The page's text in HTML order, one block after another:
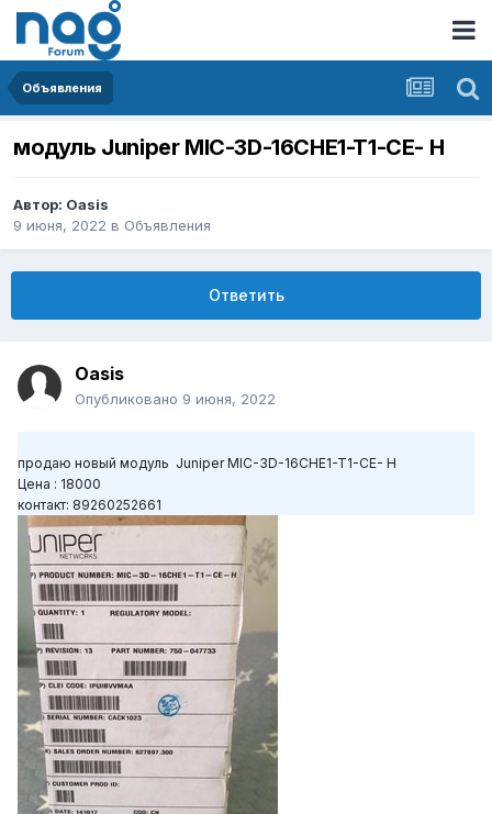
Объявления
модуль Juniper MIC-3D-16CHE1-T1-CE- H
Автор: Oasis
9 июня, 2022 в Объявления
Ответить
Oasis
Опубликовано 9 июня, 2022
продаю новый модуль Juniper MIC-3D-16CHE1-T1-CE- H
Цена : 18000
контакт: 89260252661